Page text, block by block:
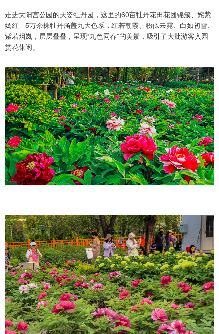
走进太阳宫公园的天姿牡丹园，这里的60亩牡丹花田花团锦簇、姹紫
嫣红，5万余株牡丹涵盖九大色系，红若朝霞、粉似云霓、白如初雪、
紫若烟岚，层层叠叠，呈现“九色同春”的美景，吸引了大批游客入园
赏花休闲。